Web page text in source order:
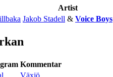
Artist
Jakob Stadell & Voice Boys
Kommentar
Växjö